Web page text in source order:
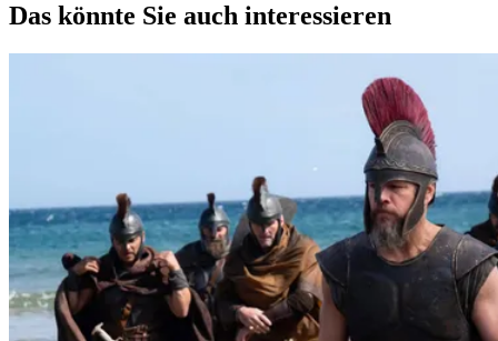
Das könnte Sie auch interessieren